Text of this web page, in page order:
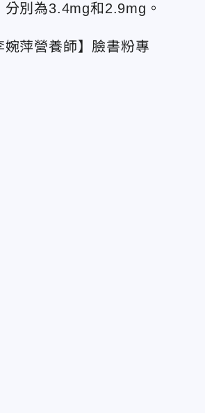
別為3.4mg和2.9mg。
婉萍營養師】臉書粉專